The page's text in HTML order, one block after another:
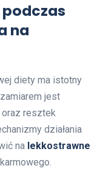
na
diety ma istotny
jest
oraz resztek
działania
na lekkostrawne